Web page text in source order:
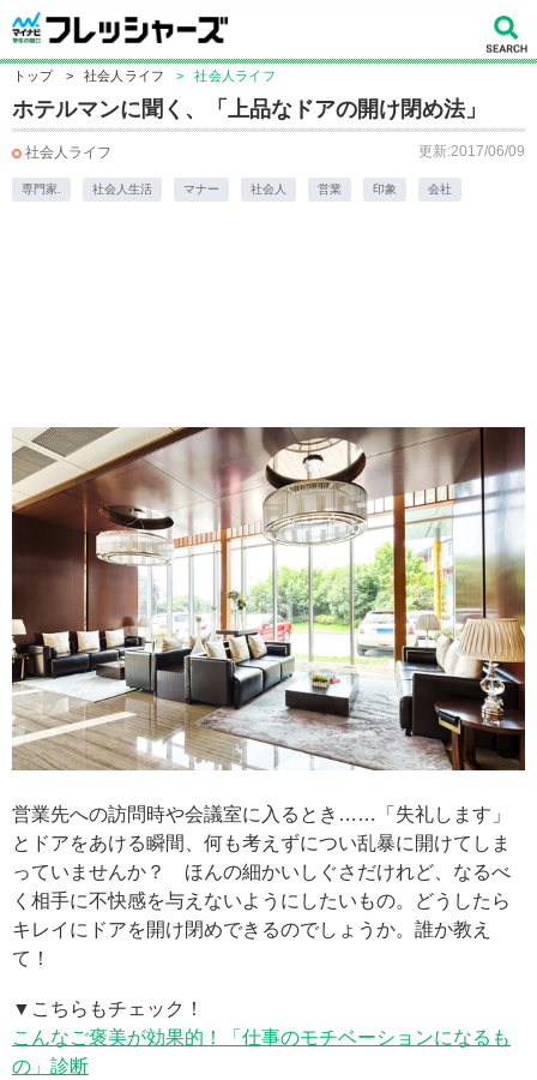
トップ > 社会人ライフ > 社会人ライフ
ホテルマンに聞く、「上品なドアの開け閉め法」
社会人ライフ 更新:2017/06/09
専門家. 社会人生活 マナー 社会人 営業 印象 会社
営業先への訪問時や会議室に入るとき……「失礼します」
とドアをあける瞬間、何も考えずについ乱暴に開けてしま
っていませんか？ ほんの細かいしぐさだけれど、なるべ
く相手に不快感を与えないようにしたいもの。どうしたら
キレイにドアを開け閉めできるのでしょうか。誰か教え
て！
▼こちらもチェック！
こんなご褒美が効果的！「仕事のモチベーションになるも
の」診断